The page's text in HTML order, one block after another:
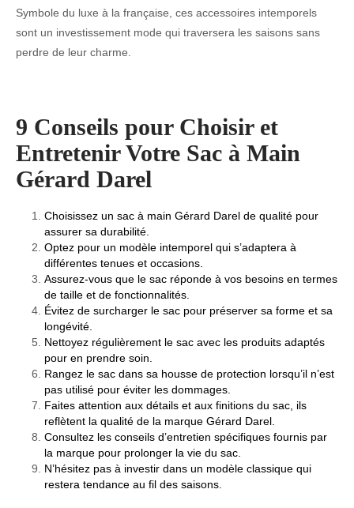
Symbole du luxe à la française, ces accessoires intemporels
sont un investissement mode qui traversera les saisons sans
perdre de leur charme.
9 Conseils pour Choisir et
Entretenir Votre Sac à Main
Gérard Darel
Choisissez un sac à main Gérard Darel de qualité pour
assurer sa durabilité.
Optez pour un modèle intemporel qui s’adaptera à
différentes tenues et occasions.
Assurez-vous que le sac réponde à vos besoins en termes
de taille et de fonctionnalités.
Évitez de surcharger le sac pour préserver sa forme et sa
longévité.
Nettoyez régulièrement le sac avec les produits adaptés
pour en prendre soin.
Rangez le sac dans sa housse de protection lorsqu’il n’est
pas utilisé pour éviter les dommages.
Faites attention aux détails et aux finitions du sac, ils
reflètent la qualité de la marque Gérard Darel.
Consultez les conseils d’entretien spécifiques fournis par
la marque pour prolonger la vie du sac.
N’hésitez pas à investir dans un modèle classique qui
restera tendance au fil des saisons.